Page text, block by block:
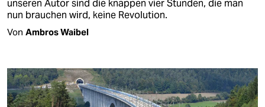
unseren Autor sind die knappen vier Stunden, die man
nun brauchen wird, keine Revolution.
Von Ambros Waibel